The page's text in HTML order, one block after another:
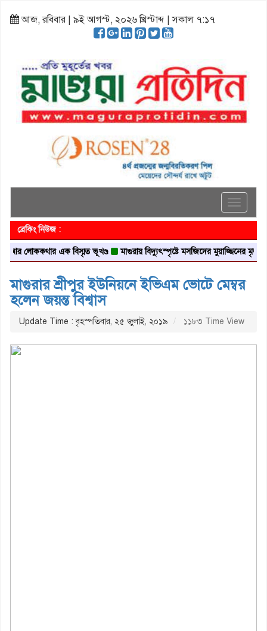
আজ, রবিবার | ৯ই আগস্ট, ২০২৬ খ্রিস্টাব্দ | সকাল ৭:১৭
Toggle
ব্রেকিং নিউজ :
এক বিস্মৃত ভূখণ্ড মাগুরায় বিদ্যুৎস্পৃষ্টে মসজিদের মুয়াজ্জিনের মৃত্যু
মাগুরার শ্রীপুর ইউনিয়নে ইভিএম ভোটে মেম্বর
হলেন জয়ন্ত বিশ্বাস
Update Time : বৃহস্পতিবার, ২৫ জুলাই, ২০১৯ ১১৮৩ Time View